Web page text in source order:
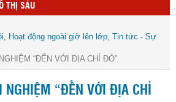
THỊ SÁU
Hoạt động ngoài giờ lên lớp Tin tức - Sự
“ĐẾN VỚI ĐỊA CHỈ ĐỎ”
NGHIỆM “ĐẾN VỚI ĐỊA CHỈ